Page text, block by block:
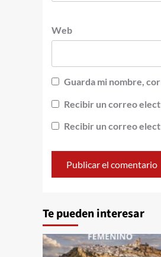
Web
Guarda mi nombre,
Recibir un correo
Recibir un correo
Te pueden interesar